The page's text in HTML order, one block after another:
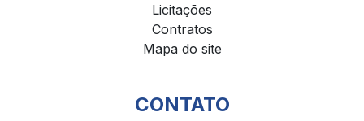
Licitações
Contratos
Mapa do site
CONTATO